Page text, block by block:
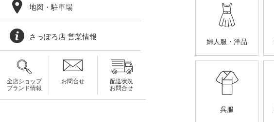
婦人服・洋品
呉服
地図・駐車場
さっぽろ店 営業情報
全店ショップ
ブランド情報
お問合せ
配送状況
お問合せ